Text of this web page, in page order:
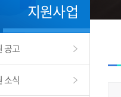
지원사업
공고
소식